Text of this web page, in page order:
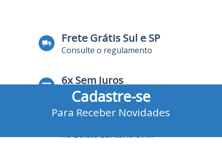
Frete Grátis Sul e SP
Consulte o regulamento
6x Sem Juros
no Cartão de Crédito
no Boleto Bancário e Pix
Cadastre-se
Para Receber Novidades